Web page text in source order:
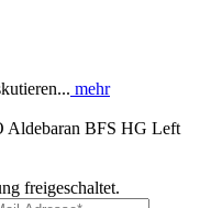
mehr
BFS HG Left
freigeschaltet.